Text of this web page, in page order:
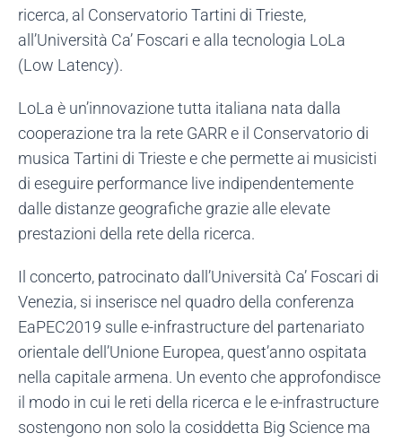
ricerca, al Conservatorio Tartini di Trieste,
all’Università Ca’ Foscari e alla tecnologia LoLa
(Low Latency).
LoLa è un’innovazione tutta italiana nata dalla
cooperazione tra la rete GARR e il Conservatorio di
musica Tartini di Trieste e che permette ai musicisti
di eseguire performance live indipendentemente
dalle distanze geografiche grazie alle elevate
prestazioni della rete della ricerca.
Il concerto, patrocinato dall’Università Ca’ Foscari di
Venezia, si inserisce nel quadro della conferenza
EaPEC2019 sulle e-infrastructure del partenariato
orientale dell’Unione Europea, quest’anno ospitata
nella capitale armena. Un evento che approfondisce
il modo in cui le reti della ricerca e le e-infrastructure
sostengono non solo la cosiddetta Big Science ma